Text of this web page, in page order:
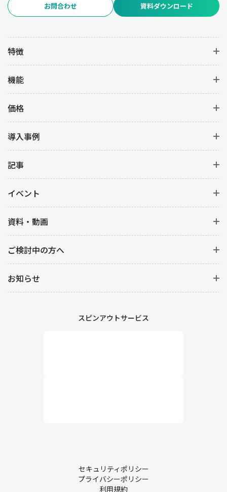
お問合わせ 資料ダウンロード
特徴
機能
価格
導入事例
記事
イベント
資料・動画
ご検討中の方へ
お知らせ
スピンアウトサービス
セキュリティポリシー
プライバシーポリシー
利用規約